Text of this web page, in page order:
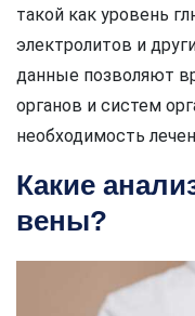
такой как уровень
электролитов и
данные позволяют
органов и систем
необходимость
Какие
вены?